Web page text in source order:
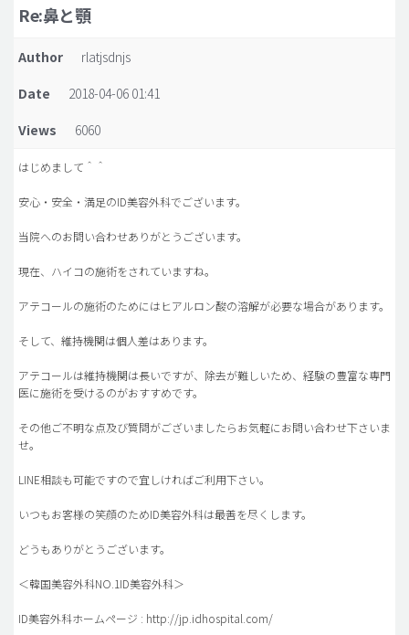
プチ整形
idリアルストーリー
idニュース
病院紹介
安全整形
料金一覧
Re:鼻と顎
Author
rlatjsdnjs
Date
2018-04-06 01:41
Views
6060
はじめまして＾＾
安心・安全・満足のID美容外科でございます。
当院へのお問い合わせありがとうございます。
現在、ハイコの施術をされていますね。
アテコールの施術のためにはヒアルロン酸の溶解が必要な場合があります。
そして、維持機関は個人差はあります。
アテコールは維持機関は長いですが、除去が難しいため、経験の豊富な専門
医に施術を受けるのがおすすめです。
その他ご不明な点及び質問がございましたらお気軽にお問い合わせ下さいま
せ。
LINE相談も可能ですので宜しければご利用下さい。
いつもお客様の笑顔のためID美容外科は最善を尽くします。
どうもありがとうございます。
＜韓国美容外科NO.1ID美容外科＞
ID美容外科ホームページ : http://jp.idhospital.com/